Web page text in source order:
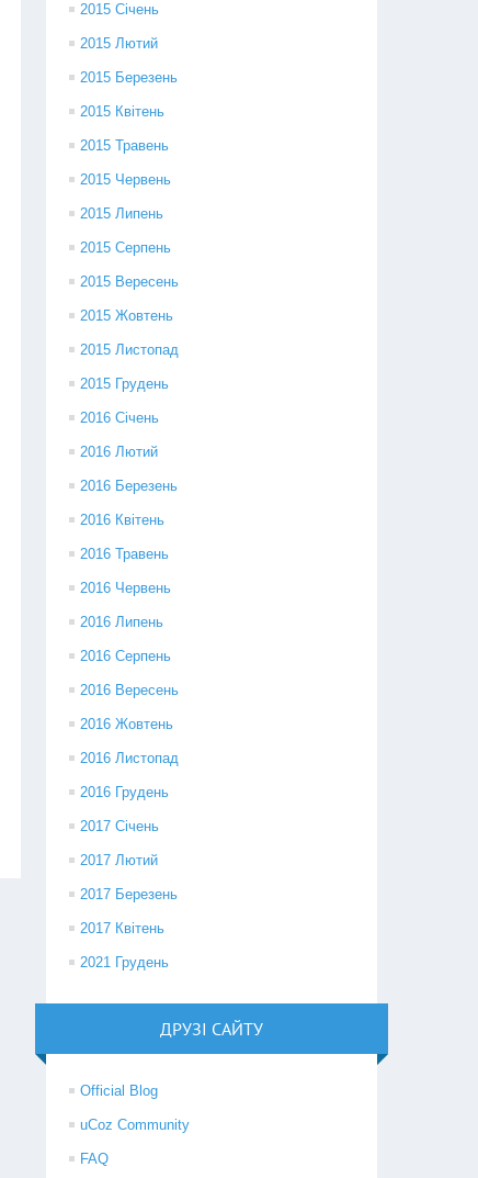
2015 Січень
2015 Лютий
2015 Березень
2015 Квітень
2015 Травень
2015 Червень
2015 Липень
2015 Серпень
2015 Вересень
2015 Жовтень
2015 Листопад
2015 Грудень
2016 Січень
2016 Лютий
2016 Березень
2016 Квітень
2016 Травень
2016 Червень
2016 Липень
2016 Серпень
2016 Вересень
2016 Жовтень
2016 Листопад
2016 Грудень
2017 Січень
2017 Лютий
2017 Березень
2017 Квітень
2021 Грудень
ДРУЗІ САЙТУ
Official Blog
uCoz Community
FAQ